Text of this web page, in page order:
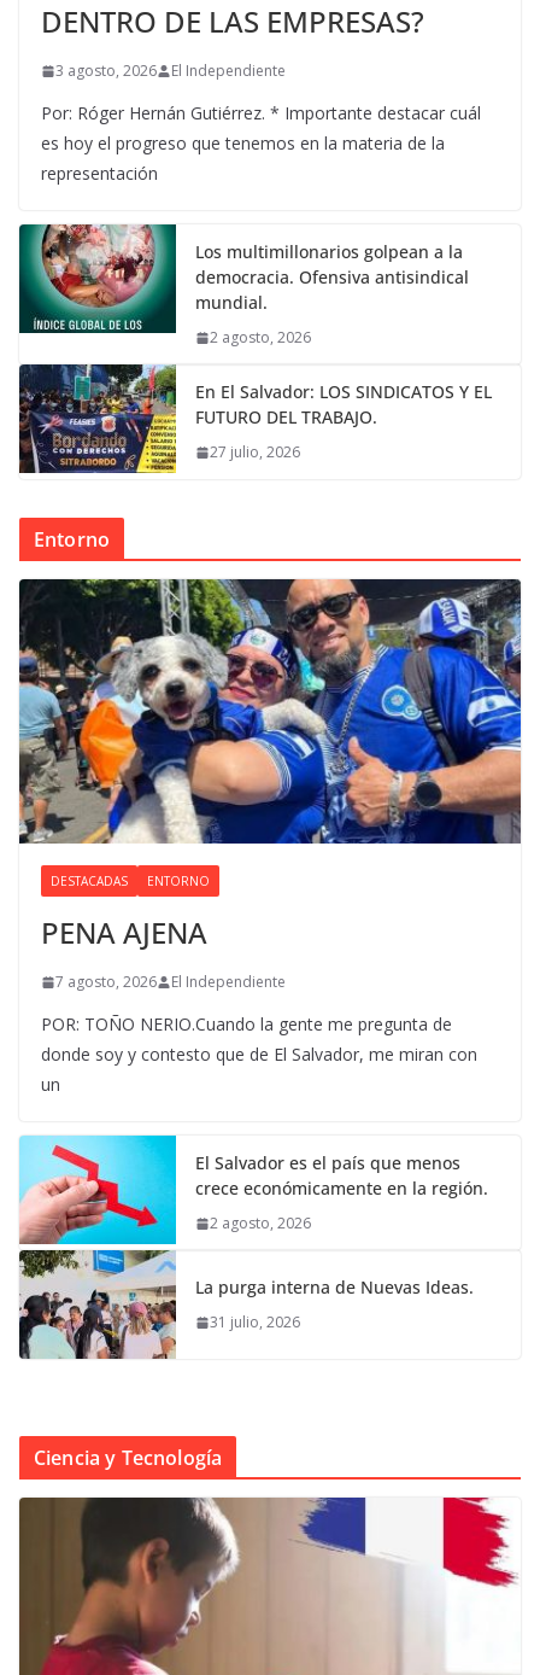
DENTRO DE LAS EMPRESAS?
3 agosto, 2026 El Independiente
Por: Róger Hernán Gutiérrez. * Importante destacar cuál
es hoy el progreso que tenemos en la materia de la
representación
Los multimillonarios golpean a la
democracia. Ofensiva antisindical
mundial.
2 agosto, 2026
En El Salvador: LOS SINDICATOS Y EL
FUTURO DEL TRABAJO.
27 julio, 2026
Entorno
DESTACADAS ENTORNO
PENA AJENA
7 agosto, 2026 El Independiente
POR: TOÑO NERIO.Cuando la gente me pregunta de
donde soy y contesto que de El Salvador, me miran con
un
El Salvador es el país que menos
crece económicamente en la región.
2 agosto, 2026
La purga interna de Nuevas Ideas.
31 julio, 2026
Ciencia y Tecnología